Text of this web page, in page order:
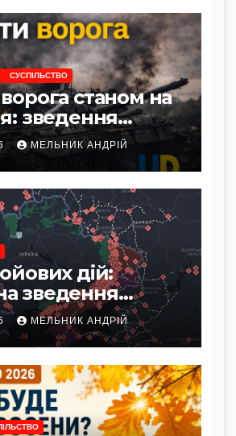
СУСПІЛЬСТВО
станом на
зведення
ЗСУ
МЕЛЬНИК АНДРІЙ
дій:
зведення
на 31
МЕЛЬНИК АНДРІЙ